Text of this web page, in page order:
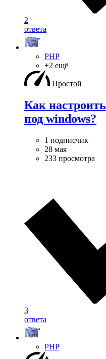
2
ответа
PHP
+2 ещё
Простой
Как
под windows?
1 подписчик
28 мая
233 просмотра
3
ответа
PHP